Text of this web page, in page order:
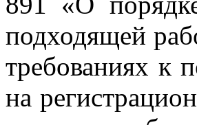
подходящей
требованиях к
на